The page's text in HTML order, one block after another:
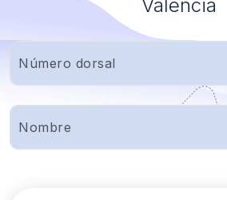
Valencia